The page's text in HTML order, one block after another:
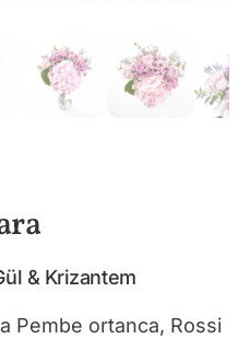
& Krizantem
Pembe ortanca, Rossi